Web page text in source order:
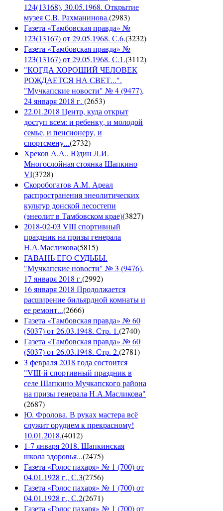
124(13168), 30.05.1968. Открытие
музея С.В. Рахманинова.(2983)
Газета «Тамбовская правда» №
123(13167) от 29.05.1968. С.6.(3232)
Газета «Тамбовская правда» №
123(13167) от 29.05.1968. С.1.(3112)
"КОГДА ХОРОШИЙ ЧЕЛОВЕК
РОЖДАЕТСЯ НА СВЕТ...".
"Мучкапские новости" № 4 (9477),
24 января 2018 г. (2653)
22.01.2018 Центр, куда открыт
доступ всем: и ребенку, и молодой
семье, и пенсионеру, и
спортсмену...(2732)
Хреков А.А., Юдин Л.И.
Многослойная стоянка Шапкино
VI(3728)
Скоробогатов А.М. Ареал
распространения энеолитических
культур донской лесостепи
(энеолит в Тамбовском крае)(3827)
2018-02-03 VIII спортивный
праздник на призы генерала
Н.А.Масликова(5815)
ГАВАНЬ ЕГО СУДЬБЫ.
"Мучкапские новости" № 3 (9476),
17 января 2018 г.(2992)
16 января 2018 Продолжается
расширение бильярдной комнаты и
ее ремонт...(2666)
Газета «Тамбовская правда» № 60
(5037) от 26.03.1948. Стр. 1.(2740)
Газета «Тамбовская правда» № 60
(5037) от 26.03.1948. Стр. 2.(2781)
3 февраля 2018 года состоится
"VIII-й спортивный праздник в
селе Шапкино Мучкапского района
на призы генерала Н.А.Масликова"
(2687)
Ю. Фролова. В руках мастера всё
служит орудием к прекрасному!
10.01.2018.(4012)
1-7 января 2018. Шапкинская
школа здоровья...(2475)
Газета «Голос пахаря» № 1 (700) от
04.01.1928 г., С.3(2756)
Газета «Голос пахаря» № 1 (700) от
04.01.1928 г., С.2(2671)
Газета «Голос пахаря» № 1 (700) от